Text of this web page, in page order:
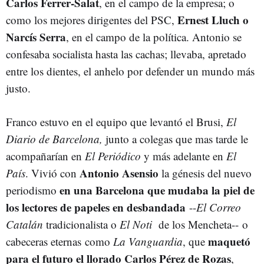
como los mejores dirigentes del PSC, Ernest Lluch o
Narcís Serra, en el campo de la política. Antonio se
confesaba socialista hasta las cachas; llevaba, apretado
entre los dientes, el anhelo por defender un mundo más
justo.
Franco estuvo en el equipo que levantó el Brusi, El
Diario de Barcelona, junto a colegas que mas tarde le
acompañarían en El Periódico y más adelante en El
País. Vivió con Antonio Asensio la génesis del nuevo
periodismo en una Barcelona que mudaba la piel de
los lectores de papeles en desbandada --El Correo
Catalán tradicionalista o El Noti de los Mencheta-- o
cabeceras eternas como La Vanguardia, que maquetó
para el futuro el llorado Carlos Pérez de Rozas,